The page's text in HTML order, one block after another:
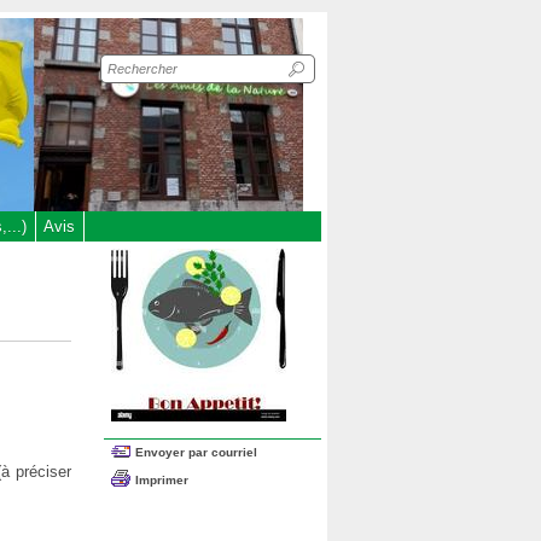
Recherche
sur
le
site
Avis
préciser
Envoyer par courriel
Imprimer